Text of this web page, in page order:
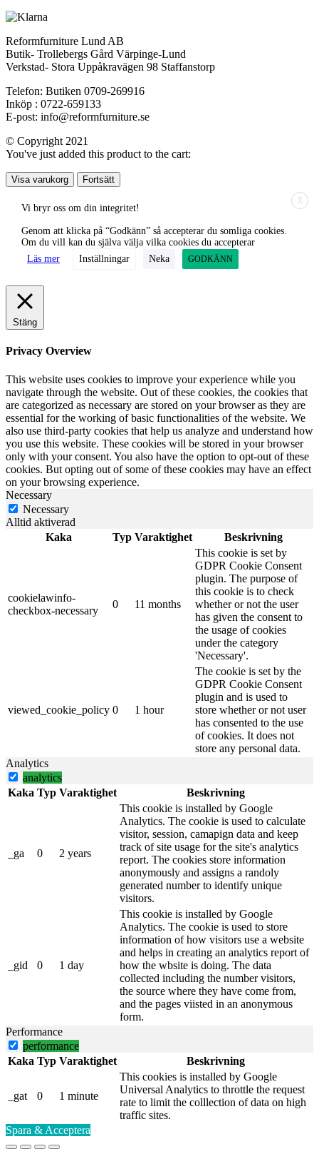
Reformfurniture Lund AB
Butik- Trollebergs Gård Värpinge-Lund
Verkstad- Stora Uppåkravägen 98 Staffanstorp
Telefon: Butiken 0709-269916
Inköp : 0722-659133
E-post: info@reformfurniture.se
© Copyright 2021
You've just added this product to the cart:
Visa varukorg Fortsätt
X
Vi bryr oss om din integritet!
Genom att klicka på “Godkänn” så accepterar du somliga cookies.
Om du vill kan du själva välja vilka cookies du accepterar
Läs mer
Inställningar Neka GODKÄNN
Stäng
Privacy Overview
This website uses cookies to improve your experience while you
navigate through the website. Out of these cookies, the cookies that
are categorized as necessary are stored on your browser as they are
essential for the working of basic functionalities of the website. We
also use third-party cookies that help us analyze and understand how
you use this website. These cookies will be stored in your browser
only with your consent. You also have the option to opt-out of these
cookies. But opting out of some of these cookies may have an effect
on your browsing experience.
Necessary
Necessary
Alltid aktiverad
Kaka
Typ Varaktighet Beskrivning
cookielawinfo-
checkbox-necessary
0 11 months
This cookie is set by
GDPR Cookie Consent
plugin. The purpose of
this cookie is to check
whether or not the user
has given the consent to
the usage of cookies
under the category
'Necessary'.
viewed_cookie_policy 0 1 hour
The cookie is set by the
GDPR Cookie Consent
plugin and is used to
store whether or not user
has consented to the use
of cookies. It does not
store any personal data.
Analytics
analytics
Kaka Typ Varaktighet Beskrivning
_ga 0 2 years
This cookie is installed by Google
Analytics. The cookie is used to calculate
visitor, session, camapign data and keep
track of site usage for the site's analytics
report. The cookies store information
anonymously and assigns a randoly
generated number to identify unique
visitors.
_gid 0 1 day
This cookie is installed by Google
Analytics. The cookie is used to store
information of how visitors use a website
and helps in creating an analytics report of
how the wbsite is doing. The data
collected including the number visitors,
the source where they have come from,
and the pages viisted in an anonymous
form.
Performance
performance
Kaka Typ Varaktighet Beskrivning
_gat 0 1 minute
This cookies is installed by Google
Universal Analytics to throttle the request
rate to limit the colllection of data on high
traffic sites.
Spara & Acceptera